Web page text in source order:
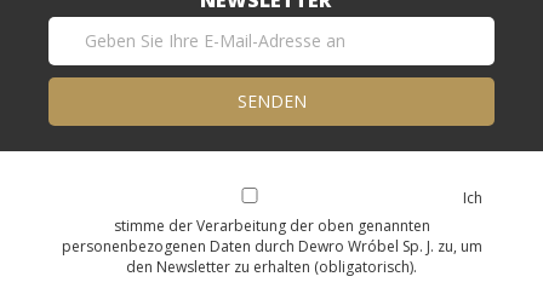
Ich
stimme der Verarbeitung der oben genannten
personenbezogenen Daten durch Dewro Wróbel Sp. J. zu, um
den Newsletter zu erhalten (obligatorisch).